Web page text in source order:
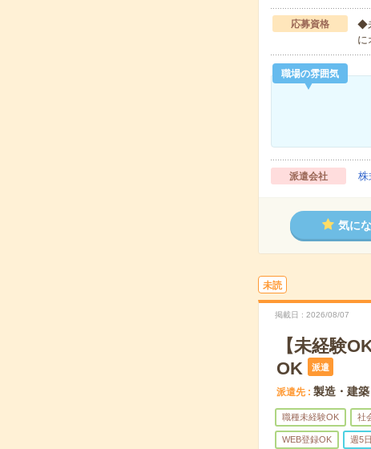
応募資格
◆
に
職場の雰囲気
派遣会社 株
気に
未読
掲載日 2026/08/07
【未経験
OK
派遣
派遣先 製造・建
職種未経験OK 社
WEB登録OK 週5